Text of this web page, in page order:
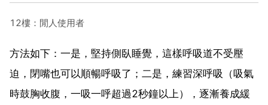
12樓：閒人使用者
方法如下：一是，堅持側臥睡覺，這樣呼吸道不受壓
迫，閉嘴也可以順暢呼吸了；二是，練習深呼吸（吸氣
時鼓胸收腹，一吸一呼超過2秒鐘以上），逐漸養成緩